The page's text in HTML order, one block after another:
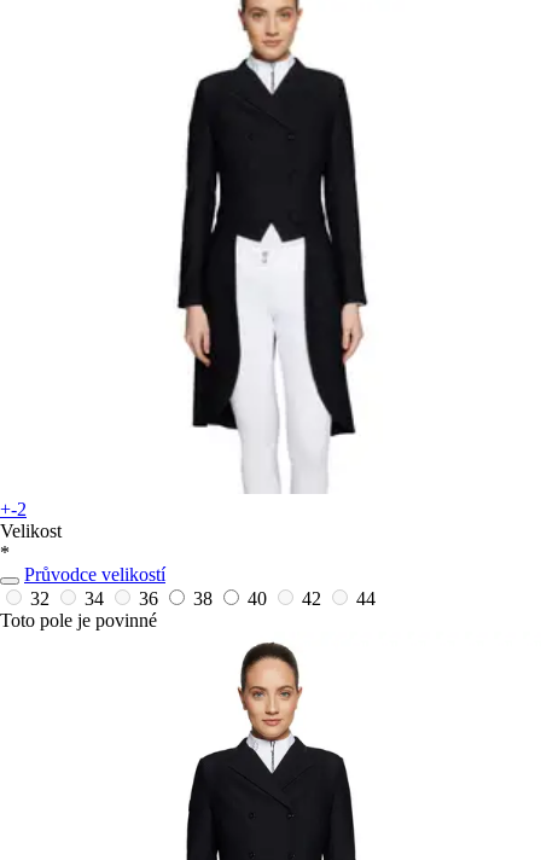
+-2
Velikost
*
Průvodce velikostí
32
34 36 38 40 42
44
Toto pole je povinné